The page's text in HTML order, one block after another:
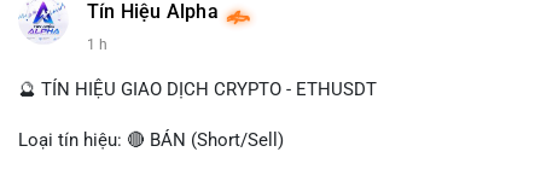
#vlikevn #titanbot
📰 Nguồn: Cointelegraph
Tín Hiệu Alpha
1 h
🔮 TÍN HIỆU GIAO DỊCH CRYPTO - ETHUSDT
Loại tín hiệu: 🔴 BÁN (Short/Sell)